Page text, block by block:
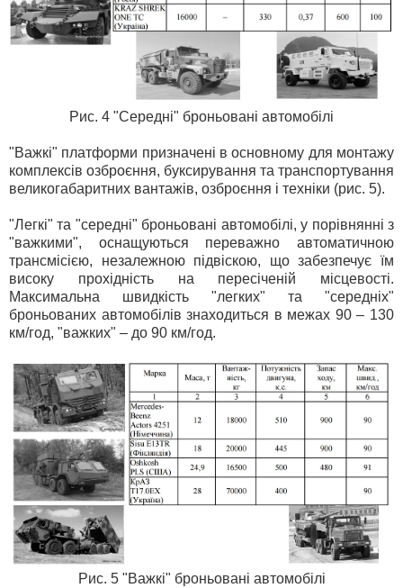
Рис. 4 "Середні" броньовані автомобілі
"Важкі" платформи призначені в основному для монтажу
комплексів озброєння, буксирування та транспортування
великогабаритних вантажів, озброєння і техніки (рис. 5).
"Легкі" та "середні" броньовані автомобілі, у порівнянні з
"важкими", оснащуються переважно автоматичною
трансмісією, незалежною підвіскою, що забезпечує їм
високу прохідність на пересіченій місцевості.
Максимальна швидкість "легких" та "середніх"
броньованих автомобілів знаходиться в межах 90 – 130
км/год, "важких" – до 90 км/год.
Рис. 5 "Важкі" броньовані автомобілі